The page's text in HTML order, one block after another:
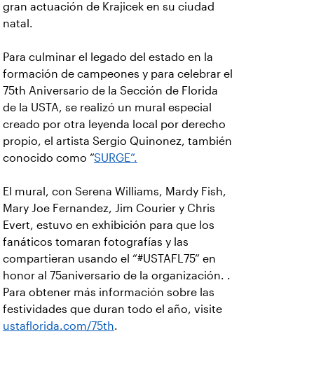
gran actuación de Krajicek en su ciudad
natal.
Para culminar el legado del estado en la
formación de campeones y para celebrar el
75th Aniversario de la Sección de Florida
de la USTA, se realizó un mural especial
creado por otra leyenda local por derecho
propio, el artista Sergio Quinonez, también
conocido como “SURGE”.
El mural, con Serena Williams, Mardy Fish,
Mary Joe Fernandez, Jim Courier y Chris
Evert, estuvo en exhibición para que los
fanáticos tomaran fotografías y las
compartieran usando el “#USTAFL75” en
honor al 75aniversario de la organización. .
Para obtener más información sobre las
festividades que duran todo el año, visite
ustaflorida.com/75th.